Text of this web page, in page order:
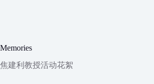
Memories
焦建利教授活动花絮